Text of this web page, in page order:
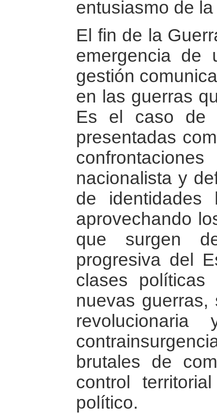
entusiasmo de
El fin de la
emergencia de
gestión
en las guerras
Es el caso de
presentadas
nacionalista y
de identidades
aprovechando
que surgen
progresiva del
clases políticas
nuevas
brutales de
control
político.